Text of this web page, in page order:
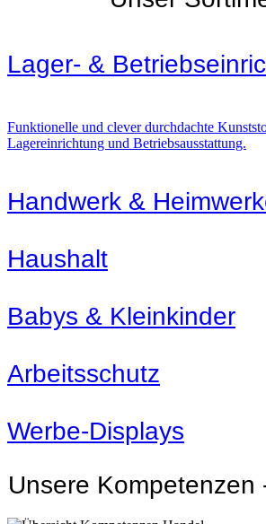
Lager- &
Funktionelle und clever durchdachte
Lagereinrichtung und Betriebsausstattung.
Handwerk &
Haushalt
Babys & Kleinkinder
Arbeitsschutz
Werbe-Displays
Unsere Kompetenzen